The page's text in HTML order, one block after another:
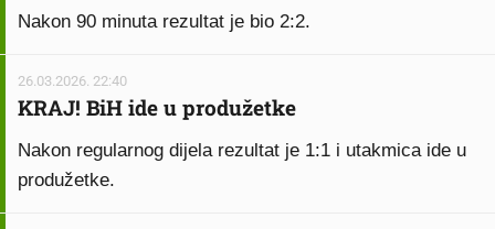
Nakon 90 minuta rezultat je bio 2:2.
26.03.2026. 22:40
KRAJ! BiH ide u produžetke
Nakon regularnog dijela rezultat je 1:1 i utakmica ide u
produžetke.